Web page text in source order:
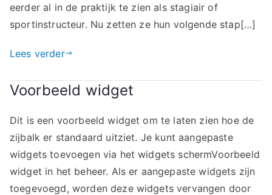
eerder al in de praktijk te zien als stagiair of
sportinstructeur. Nu zetten ze hun volgende stap[…]
Lees verder
Voorbeeld widget
Dit is een voorbeeld widget om te laten zien hoe de
zijbalk er standaard uitziet. Je kunt aangepaste
widgets toevoegen via het widgets schermVoorbeeld
widget in het beheer. Als er aangepaste widgets zijn
toegevoegd, worden deze widgets vervangen door